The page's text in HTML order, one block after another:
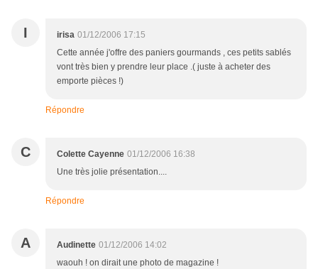
I irisa 01/12/2006 17:15
Cette année j'offre des paniers gourmands , ces petits sablés
vont très bien y prendre leur place .( juste à acheter des
emporte pièces !)
Répondre
C Colette Cayenne 01/12/2006 16:38
Une très jolie présentation....
Répondre
A Audinette 01/12/2006 14:02
waouh ! on dirait une photo de magazine !